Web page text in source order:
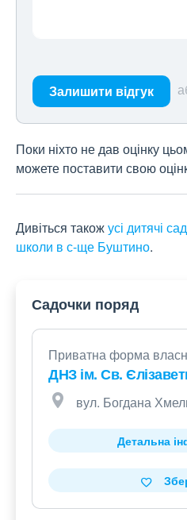
Залишити відгук
Поки ніхто не дав оцінку
можете поставити свою
Дивіться такожусі дитячі
школи в с-ще Буштино.
Садочки поряд
Приватна форма
ДНЗ ім. Св.
вул. Богдана
Детальна